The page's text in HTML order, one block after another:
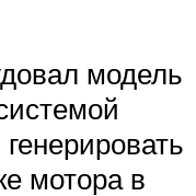
модель
мотора в